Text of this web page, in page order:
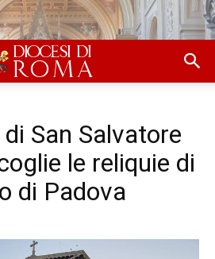
San Salvatore
le reliquie di
di Padova